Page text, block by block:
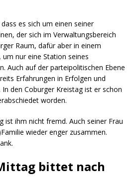
es sich um einen seiner
der sich im Verwaltungsbereich
Raum, dafür aber in einem
nur eine Station seines
Auch auf der parteipolitischen Ebene
Erfahrungen in Erfolgen und
den Coburger Kreistag ist er schon
worden.
ist ihm nicht fremd. Auch seiner Frau
wieder enger zusammen.
bittet nach